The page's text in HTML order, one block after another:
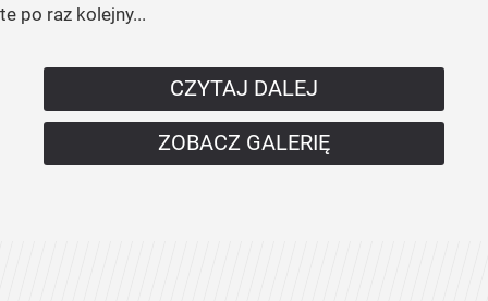
te po raz kolejny...
CZYTAJ DALEJ
ZOBACZ GALERIĘ